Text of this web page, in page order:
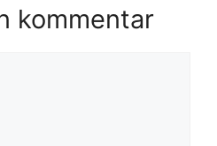
kommentar